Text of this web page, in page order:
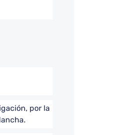
por la